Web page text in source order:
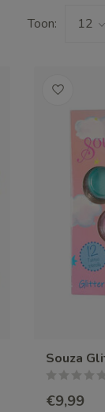
Toon:
Souza
€9,99